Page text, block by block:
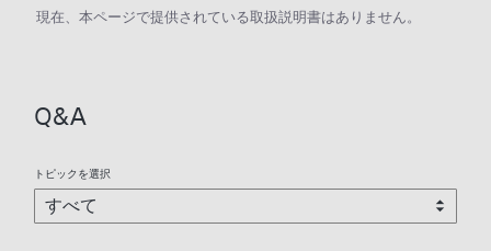
現在、本ページで提供されている取扱説明書はありません。
Q&A
トピックを選択